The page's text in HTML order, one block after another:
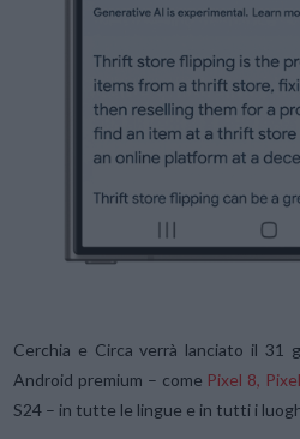
Cerchia e Circa verrà lanciato il 31
Android premium – come Pixel 8,
S24 – in tutte le lingue e in tutti i